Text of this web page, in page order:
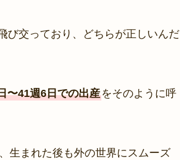
び交っており、どちらが正しいんだ
〜41週6日での出産 をそのように呼
生まれた後も外の世界にスムーズ